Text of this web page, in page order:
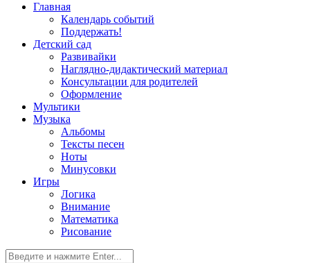
Главная
Календарь событий
Поддержать!
Детский сад
Развивайки
Наглядно-дидактический материал
Консультации для родителей
Оформление
Мультики
Музыка
Альбомы
Тексты песен
Ноты
Минусовки
Игры
Логика
Внимание
Математика
Рисование